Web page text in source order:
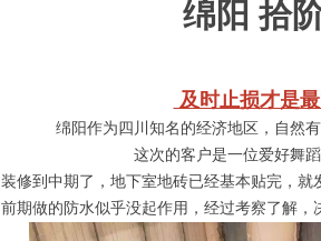
绵阳 拾
及时止损才是
绵阳作为四川知名的经济地区，自然
这次的客户是一位爱好舞
装修到中期了，地下室地砖已经基本贴完，就
前期做的防水似乎没起作用，经过考察了解